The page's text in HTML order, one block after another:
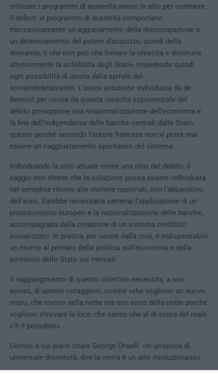
criticare i programmi di austerità messi in atto per contrarre
il deficit: «i programmi di austerità comportano
meccanicamente un aggravamento della disoccupazione e
un deterioramento del potere d’acquisto, quindi della
domanda, il che non può che frenare la crescita e diminuire
ulteriormente la solvibilità degli Stati», impedendo quindi
ogni possibilità di uscita dalla spirale del
sovraindebitamento. L’unica soluzione individuata da de
Benoist per uscire da questa crescita esponenziale del
debito presuppone una rinazionalizzazione dell’economia e
la fine dell’indipendenza delle banche centrali dallo Stato:
questo perché secondo l’autore francese non vi potrà mai
essere un riaggiustamento spontaneo del sistema.
Individuando la crisi attuale come una crisi del debito, il
saggio non ritiene che la soluzione possa essere individuata
nel semplice ritorno alle monete nazionali, con l’abbandono
dell’euro. Sarebbe necessaria semmai l’applicazione di un
protezionismo europeo e la nazionalizzazione delle banche,
accompagnata dalla creazione di un sistema creditizio
socializzato. In pratica, per uscire dalla crisi, è indispensabile
un ritorno al primato della politica sull’economia e della
sovranità dello Stato sui mercati.
Il raggiungimento di questo obiettivo necessita, a suo
avviso, di uomini coraggiosi, uomini «che vogliono un nuovo
inizio, che vivono nella notte ma non sono della notte poiché
vogliono ritrovare la luce, che sanno che al di sopra del reale
c’è il possibile».
Uomini a cui piace citare George Orwell: «In un’epoca di
universale disonestà, dire la verità è un atto rivoluzionario».